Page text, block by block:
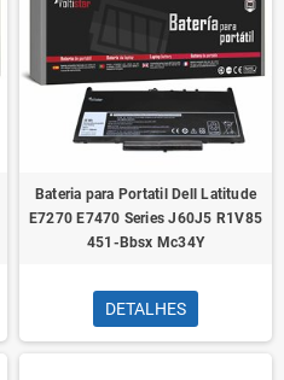
Bateria para Portatil Dell Latitude
E7270 E7470 Series J60J5 R1V85
451-Bbsx Mc34Y
DETALHES